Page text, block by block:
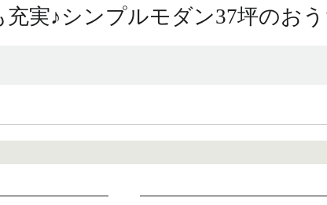
実♪シンプルモダン37坪のおう